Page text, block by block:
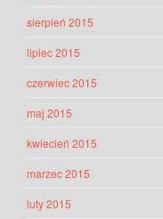
sierpień 2015
lipiec 2015
czerwiec 2015
maj 2015
kwiecień 2015
marzec 2015
luty 2015